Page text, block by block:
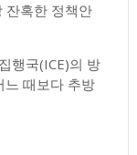
잔혹한 정책안
행국(ICE)의 방
느 때보다 추방